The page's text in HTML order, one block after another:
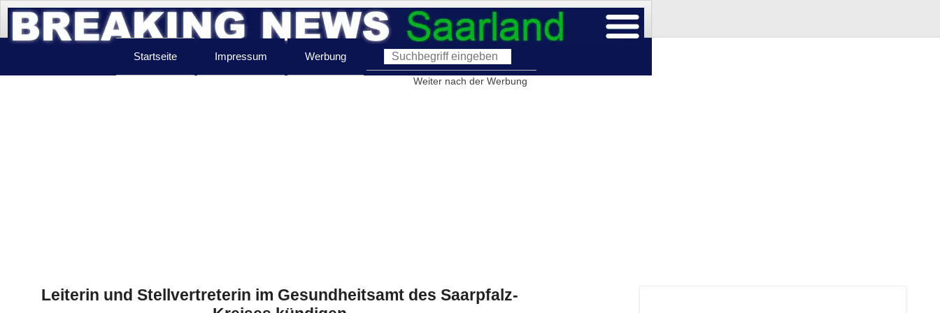
Startseite Impressum Werbung
Weiter nach der Werbung
Leiterin und Stellvertreterin im Gesundheitsamt des Saarpfalz-